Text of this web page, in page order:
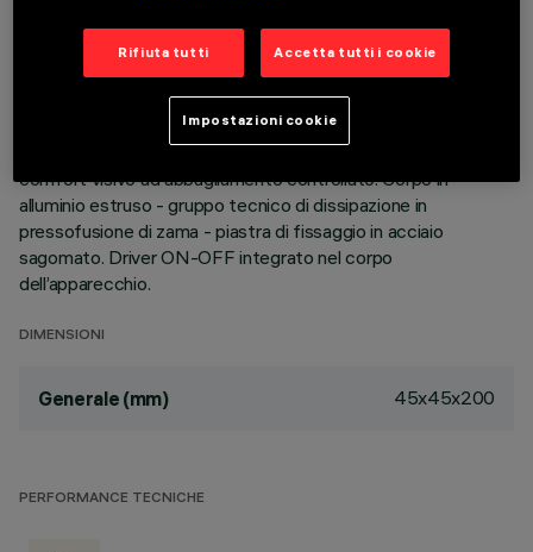
Apparecchio per installazione a soffitto a 4 elementi ottici
per sorgenti LED - ottiche fisse con riflettori Opti-Beam ad
alta definizione in termoplastico metallizzato. Nonostante le
dimensioni minime del prodotto, la tecnologia brevettata del
sistema ottico garantisce un flusso efficace ed un elevato
comfort visivo ad abbagliamento controllato. Corpo in
alluminio estruso - gruppo tecnico di dissipazione in
pressofusione di zama - piastra di fissaggio in acciaio
sagomato. Driver ON-OFF integrato nel corpo
dell’apparecchio.
DIMENSIONI
Generale (mm) 45x45x200
PERFORMANCE TECNICHE
Rifiuta tutti Accetta tutti i cookie
Impostazioni cookie